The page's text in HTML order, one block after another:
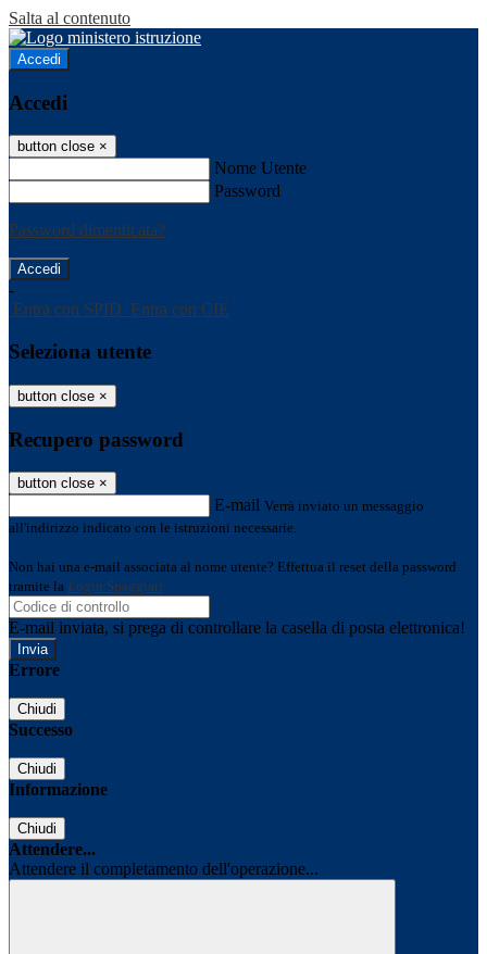
Salta al contenuto
Accedi
Accedi
button close ×
Nome Utente
Password
Password dimenticata?
-
Entra con SPID Entra con CIE
Seleziona utente
button close ×
Recupero password
button close ×
E-mail Verrà inviato un messaggio
all'indirizzo indicato con le istruzioni necessarie.
Non hai una e-mail associata al nome utente? Effettua il reset della password
tramite la Login Spaggiari
E-mail inviata, si prega di controllare la casella di posta elettronica!
Errore
Chiudi
Successo
Chiudi
Informazione
Chiudi
Attendere...
Attendere il completamento dell'operazione...